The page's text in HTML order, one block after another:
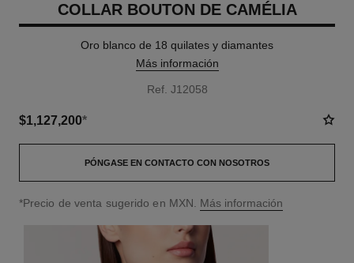
COLLAR BOUTON DE CAMÉLIA
Oro blanco de 18 quilates y diamantes
Más información
Ref. J12058
$1,127,200*
PÓNGASE EN CONTACTO CON NOSOTROS
↩
*Precio de venta sugerido en MXN. Más información